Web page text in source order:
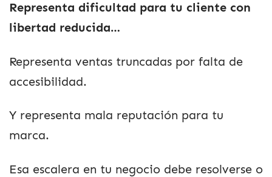
Representa dificultad para tu cliente con
libertad reducida…
Representa ventas truncadas por falta de
accesibilidad.
Y representa mala reputación para tu
marca.
Esa escalera en tu negocio debe resolverse o